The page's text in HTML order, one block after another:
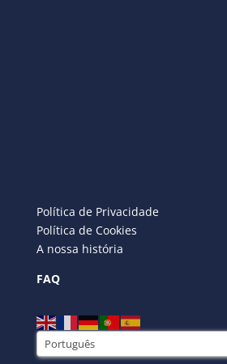
Política de Privacidade
Política de Cookies
A nossa história
FAQ